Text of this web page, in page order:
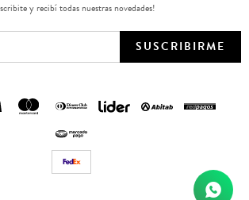
y recibí todas nuestras novedades!
SUSCRIBIRME